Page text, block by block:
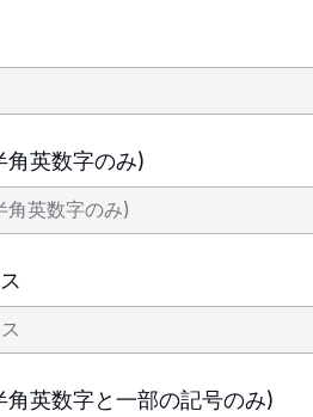
英数字のみ)
英数字と一部の記号のみ)